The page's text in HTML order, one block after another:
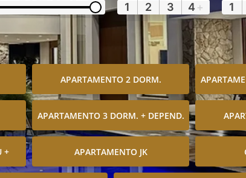
1 2 3 4 + 1
APARTAMENTO 2 DORM.
APARTAMENTO 3 DORM. + DEPEND.
+ APARTAMENTO JK